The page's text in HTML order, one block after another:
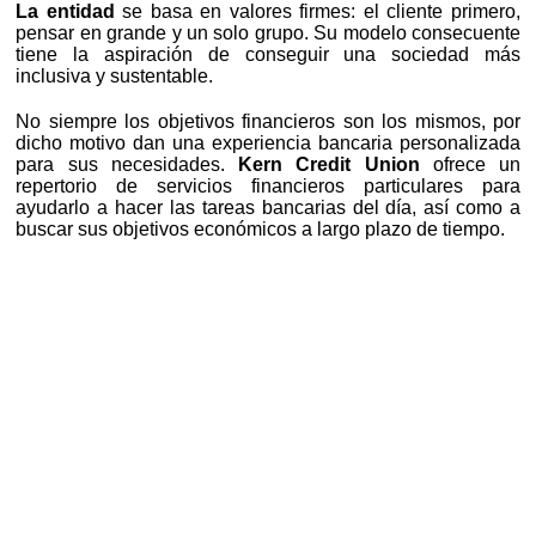
La entidad se basa en valores firmes: el cliente primero,
pensar en grande y un solo grupo. Su modelo consecuente
tiene la aspiración de conseguir una sociedad más
inclusiva y sustentable.
No siempre los objetivos financieros son los mismos, por
dicho motivo dan una experiencia bancaria personalizada
para sus necesidades.
Kern Credit Union ofrece un
repertorio de servicios financieros particulares para
ayudarlo a hacer las tareas bancarias del día, así como a
buscar sus objetivos económicos a largo plazo de tiempo.